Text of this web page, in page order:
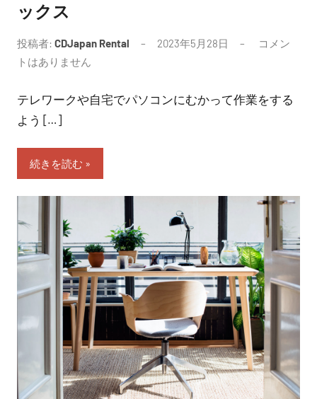
ックス
投稿者: CDJapan Rental 2023年5月28日
コメン
トはありません
テレワークや自宅でパソコンにむかって作業をする
よう […]
続きを読む